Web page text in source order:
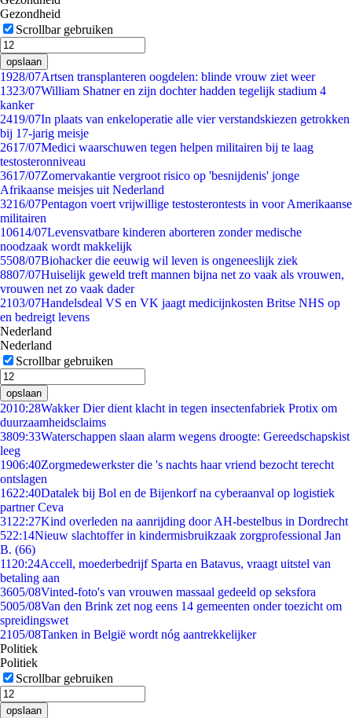
Gezondheid
Scrollbar gebruiken
opslaan
1928/07Artsen transplanteren oogdelen: blinde vrouw ziet weer
1323/07William Shatner en zijn dochter hadden tegelijk stadium 4
kanker
2419/07In plaats van enkeloperatie alle vier verstandskiezen getrokken
bij 17-jarig meisje
2617/07Medici waarschuwen tegen helpen militairen bij te laag
testosteronniveau
3617/07Zomervakantie vergroot risico op 'besnijdenis' jonge
Afrikaanse meisjes uit Nederland
3216/07Pentagon voert vrijwillige testosterontests in voor Amerikaanse
militairen
10614/07Levensvatbare kinderen aborteren zonder medische
noodzaak wordt makkelijk
5508/07Biohacker die eeuwig wil leven is ongeneeslijk ziek
8807/07Huiselijk geweld treft mannen bijna net zo vaak als vrouwen,
vrouwen net zo vaak dader
2103/07Handelsdeal VS en VK jaagt medicijnkosten Britse NHS op
en bedreigt levens
Nederland
Nederland
Scrollbar gebruiken
opslaan
2010:28Wakker Dier dient klacht in tegen insectenfabriek Protix om
duurzaamheidsclaims
3809:33Waterschappen slaan alarm wegens droogte: Gereedschapskist
leeg
1906:40Zorgmedewerkster die 's nachts haar vriend bezocht terecht
ontslagen
1622:40Datalek bij Bol en de Bijenkorf na cyberaanval op logistiek
partner Ceva
31 22:27Kind overleden na aanrijding door AH-bestelbus in Dordrecht
522:14Nieuw slachtoffer in kindermisbruikzaak zorgprofessional Jan
B. (66)
11 20:24Accell, moederbedrijf Sparta en Batavus, vraagt uitstel van
betaling aan
3605/08Vinted-foto's van vrouwen massaal gedeeld op seksfora
5005/08Van den Brink zet nog eens 14 gemeenten onder toezicht om
spreidingswet
2105/08Tanken in België wordt nóg aantrekkelijker
Politiek
Politiek
Scrollbar gebruiken
opslaan